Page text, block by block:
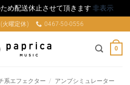
め配送休止させて頂きます 非表示
火曜定休) 0467-50-0556
0
系エフェクター / アンプシミュレーター